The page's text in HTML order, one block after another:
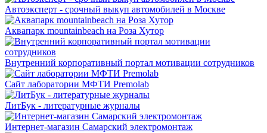
Автоэксперт - срочный выкуп автомобилей в Москве
Аквапарк mountainbeach на Роза Хутор
Внутренний корпоративный портал мотивации сотрудников
Сайт лаборатории МФТИ Premolab
ЛитБук - литературные журналы
Интернет-магазин Самарский электромонтаж